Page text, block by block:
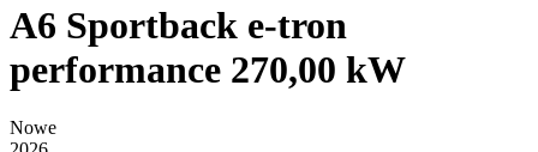
A6 Sportback e-tron
performance 270,00 kW
Nowe